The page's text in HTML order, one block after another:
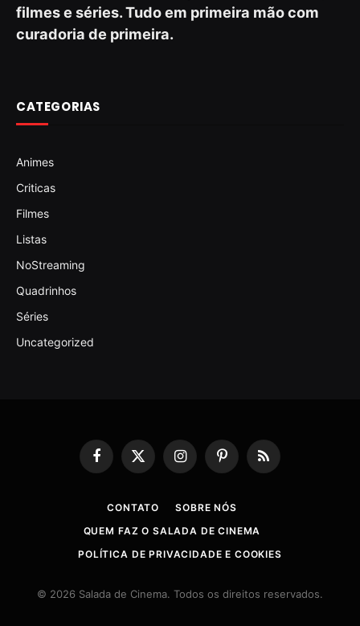
filmes e séries. Tudo em primeira mão com
curadoria de primeira.
CATEGORIAS
Animes
Criticas
Filmes
Listas
NoStreaming
Quadrinhos
Séries
Uncategorized
Facebook
X
InstagramPinterestRSS
CONTATO
SOBRE NÓS
QUEM FAZ O SALADA DE CINEMA
POLÍTICA DE PRIVACIDADE E COOKIES
© 2026 Salada de Cinema. Todos os direitos reservados.